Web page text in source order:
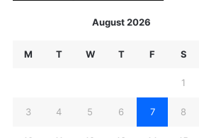
August 2026
M T W T F S
1
3 4 5 6 7 8